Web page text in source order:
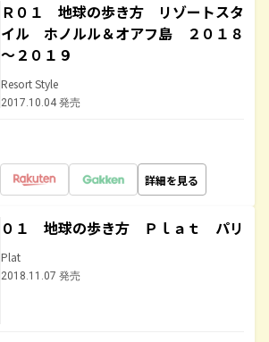
Ｒ０１ 地球の歩き方 リゾートスタ
イル ホノルル＆オアフ島 ２０１８
～２０１９
Resort Style
2017.10.04 発売
詳細を見る
０１ 地球の歩き方 Ｐｌａｔ パリ
Plat
2018.11.07 発売